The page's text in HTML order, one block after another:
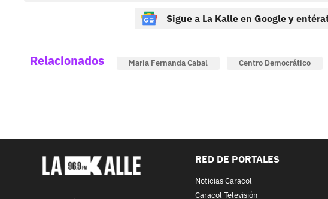
Sigue a La Kalle en Google y
Relacionados Maria Fernanda Cabal Centro Democrático
RED DE PORTALES
Noticias Caracol
Caracol Televisión